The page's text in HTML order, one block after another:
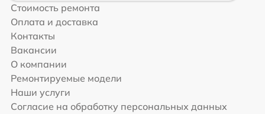
Стоимость ремонта
Оплата и доставка
Контакты
Вакансии
О компании
Ремонтируемые модели
Наши услуги
Согласие на обработку персональных данных